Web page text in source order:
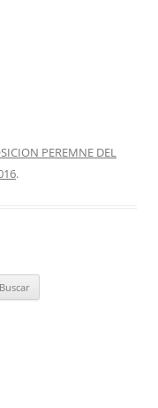
PEREMNE DEL
.